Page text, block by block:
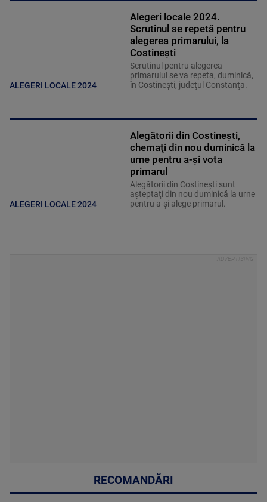
ALEGERI LOCALE 2024
Alegeri locale 2024.
Scrutinul se repetă pentru
alegerea primarului, la
Costineşti
Scrutinul pentru alegerea
primarului se va repeta, duminică,
în Costineşti, judeţul Constanţa.
ALEGERI LOCALE 2024
Alegătorii din Costineşti,
chemaţi din nou duminică la
urne pentru a-şi vota
primarul
Alegătorii din Costineşti sunt
aşteptaţi din nou duminică la urne
pentru a-şi alege primarul.
RECOMANDĂRI